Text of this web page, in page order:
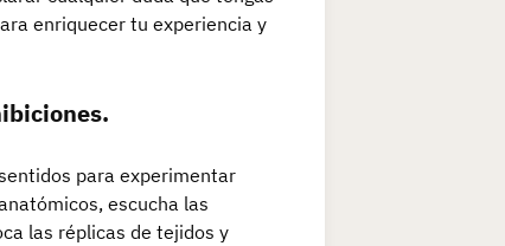
enriquecer tu experiencia y
para experimentar
escucha las
las réplicas de tejidos y